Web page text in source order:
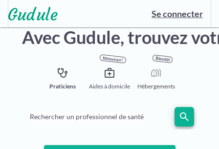
Se connecter
Avec Gudule,trouvez
stethoscope
Praticiens
Nouveau !
medical_services
Aides à domicile
Bientôt
holiday_village
Hébergements
Rechercher un professionnel de santé search